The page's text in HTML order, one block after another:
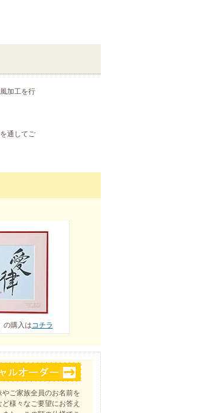
加工を行
通してご
の購入はコチラ
やご家族全員のお名前を
様々なご要望にお答え